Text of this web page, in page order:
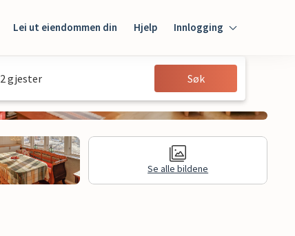
Lei ut eiendommen din Hjelp Innlogging
Innlogging
Gjest
2 gjester Søk
Se alle bildene